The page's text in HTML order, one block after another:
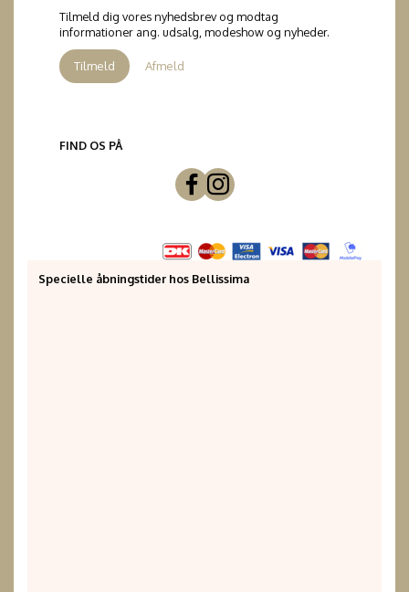
Tilmeld dig vores nyhedsbrev og modtag
informationer ang. udsalg, modeshow og nyheder.
Tilmeld Afmeld
FIND OS PÅ
Specielle åbningstider hos Bellissima